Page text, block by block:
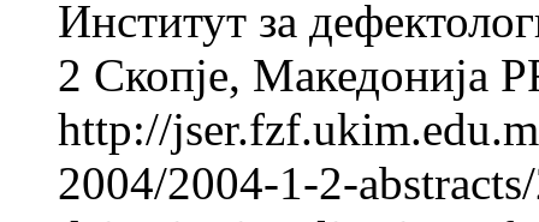
Институт за
2 Скопје, Македонија
http://
2004/2004-1-2-